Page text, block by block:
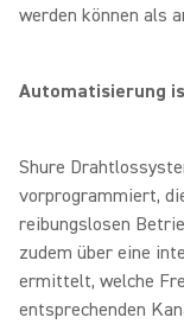
werden können als
Automatisierung
Shure
vorprogrammiert,
reibungslosen
zudem über eine
ermittelt, welche
entsprechenden